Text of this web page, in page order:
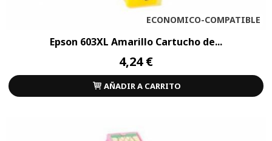
ECONOMICO-COMPATIBLE
Epson 603XL Amarillo Cartucho de...
4,24 €
AÑADIR A CARRITO